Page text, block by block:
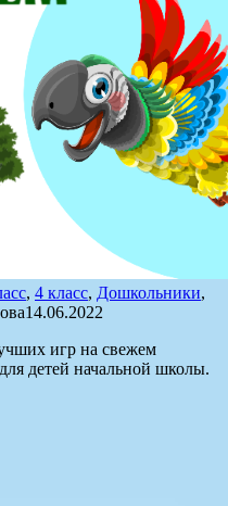
, 4 класс, Дошкольники,
14.06.2022
игр на свежем
детей начальной школы.